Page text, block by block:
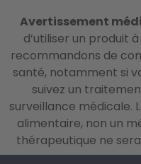
Avertissement
d’utiliser un produit
recommandons de
santé, notamment si
suivez un
surveillance médicale.
alimentaire, non un
thérapeutique ne